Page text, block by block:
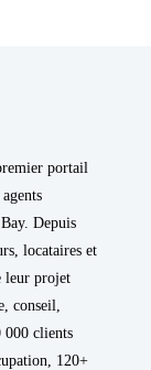
portail
Depuis
locataires et
leur projet
conseil,
000 clients
120+